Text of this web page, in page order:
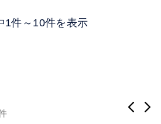
1件～10件を表示